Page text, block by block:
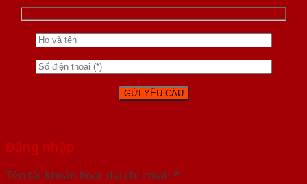
Đăng nhập
Tên tài khoản hoặc địa chỉ email *